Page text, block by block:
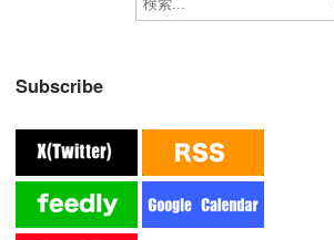
Subscribe